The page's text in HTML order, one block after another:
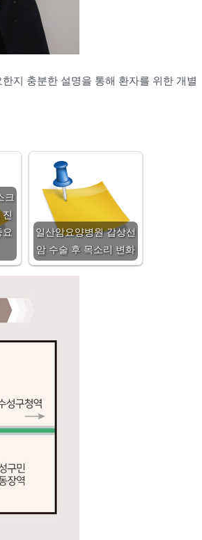
지 충분한 설명을 통해 환자를 위한 개별
크
진
요
일산암요양병원 갑상선
암 수술 후 목소리 변화